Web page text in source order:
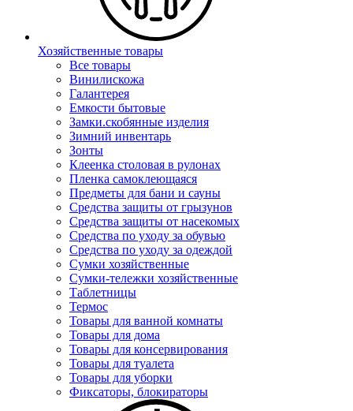
Хозяйственные товары
Все товары
Винилискожа
Галантерея
Емкости бытовые
Замки.скобянные изделия
Зимний инвентарь
Зонты
Клеенка столовая в рулонах
Пленка самоклеющаяся
Предметы для бани и сауны
Средства защиты от грызунов
Средства защиты от насекомых
Средства по уходу за обувью
Средства по уходу за одеждой
Сумки хозяйственные
Сумки-тележки хозяйственные
Таблетницы
Термос
Товары для ванной комнаты
Товары для дома
Товары для консервирования
Товары для туалета
Товары для уборки
Фиксаторы, блокираторы